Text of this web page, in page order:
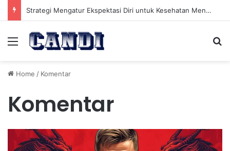
Strategi Mengatur Ekspektasi Diri untuk Kesehatan Mental yang Lebih Seimbang
Menu
Home / Komentar
Komentar